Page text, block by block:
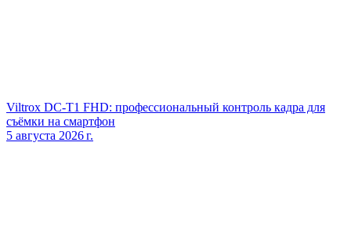
Viltrox DC‑T1 FHD: профессиональный контроль кадра для
съёмки на смартфон
5 августа 2026 г.